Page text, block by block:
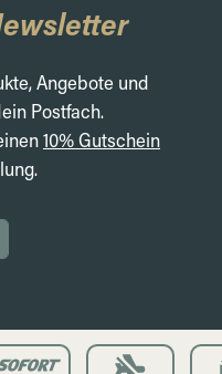
Angebote und
Postfach.
10% Gutschein